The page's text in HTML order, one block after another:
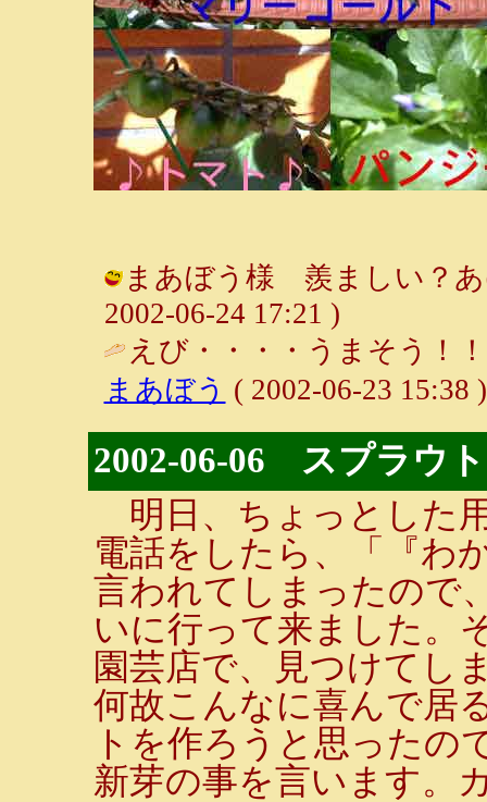
まあぼう様 羨ましい？あ
2002-06-24 17:21 )
えび・・・・うまそう！
まあぼう ( 2002-06-23 15:38 )
2002-06-06 スプラウト
明日、ちょっとした
電話をしたら、「『わ
言われてしまったので
いに行って来ました。
園芸店で、見つけてし
何故こんなに喜んで居
トを作ろうと思ったの
新芽の事を言います。